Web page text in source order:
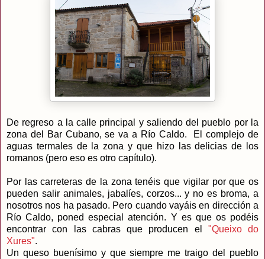
De regreso a la calle principal y saliendo del pueblo por la
zona del Bar Cubano, se va a Río Caldo. El complejo de
aguas termales de la zona y que hizo las delicias de los
romanos (pero eso es otro capítulo).
Por las carreteras de la zona tenéis que vigilar por que os
pueden salir animales, jabalíes, corzos... y no es broma, a
nosotros nos ha pasado. Pero cuando vayáis en dirección a
Río Caldo, poned especial atención. Y es que os podéis
encontrar con las cabras que producen el "Queixo do
Xures".
Un queso buenísimo y que siempre me traigo del pueblo